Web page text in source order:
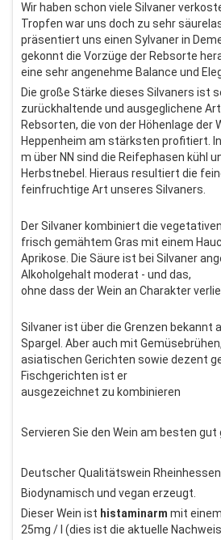
Wir haben schon viele Silvaner
Tropfen war uns doch zu sehr
präsentiert uns einen Sylvaner in
gekonnt die Vorzüge der Rebsorte
eine sehr angenehme Balance und
Die große Stärke dieses Silvaners ist
zurückhaltende und ausgeglichene
Rebsorten, die von der Höhenlage der
Heppenheim am stärksten profitiert.
m über NN sind die Reifephasen kühl
Herbstnebel. Hieraus resultiert die
feinfruchtige Art unseres Silvaners.
Der Silvaner kombiniert die
frisch gemähtem Gras mit einem
Aprikose. Die Säure ist bei Silvaner
Alkoholgehalt moderat - und das,
ohne dass der Wein an Charakter
Silvaner ist über die Grenzen bekannt
Spargel. Aber auch mit
asiatischen Gerichten sowie dezent
Fischgerichten ist er
ausgezeichnet zu kombinieren
Servieren Sie den Wein am besten gut
Deutscher Qualitätswein
Biodynamisch und vegan erzeugt.
Dieser Wein ist histaminarm mit
25mg / l (dies ist die aktuelle